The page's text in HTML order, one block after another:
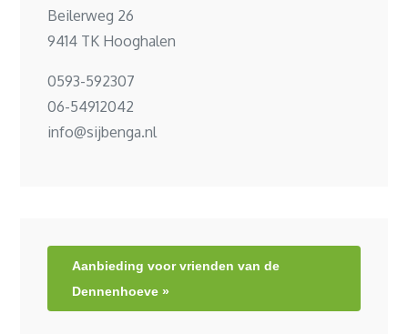
Beilerweg 26
9414 TK Hooghalen
0593-592307
06-54912042
info@sijbenga.nl
Aanbieding voor vrienden van de
Dennenhoeve »